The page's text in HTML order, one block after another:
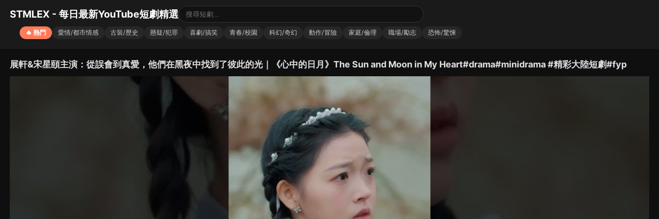
STMLEX - 每日最新YouTube短劇精選
🔥 熱門 愛情/都市情感 古裝/歷史 懸疑/犯罪 喜劇/搞笑 青春/校園 科幻/奇幻 動作/冒險 家庭/倫理 職場/勵志 恐怖/驚悚
展軒&宋星頤主演：從誤會到真愛，他們在黑夜中找到了彼此的光｜《心中的日月》The Sun and Moon in My Heart#drama#minidrama #精彩大陸短劇#fyp